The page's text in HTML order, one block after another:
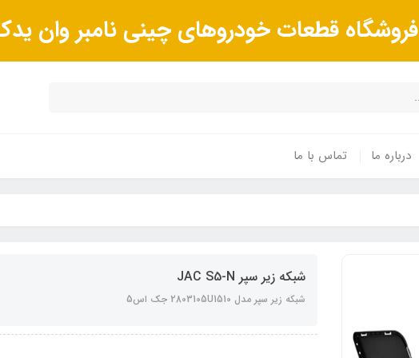
فروشگاه قطعات خودروهای چینی نامبر وان
درباره ما تماس با ما
شبکه زیر سپر JAC S5-N
شبکه زیر سپر مدل 2803105U1510 جک اس5